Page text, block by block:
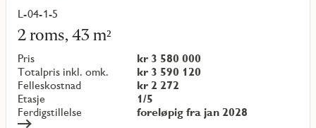
L-04-1-5
2 roms, 43 m²
Pris
kr 3 580 000
Totalpris inkl. omk.
kr 3 590 120
Felleskostnad
kr 2 272
Etasje
1/5
Ferdigstillelse
foreløpig fra jan 2028
Les
mer
om
objekt
{objectNumber}